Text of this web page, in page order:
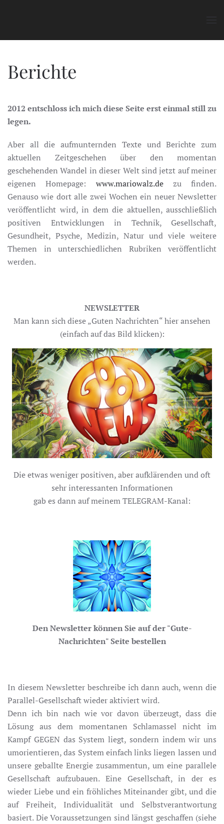
Berichte
2012 entschloss ich mich diese Seite erst einmal still zu
legen.
Aber all die aufmunternden Texte und Berichte zum
aktuellen Zeitgeschehen über den momentan
geschehenden Wandel in dieser Welt sind jetzt auf meiner
eigenen Homepage: www.mariowalz.dezu finden.
Genauso wie dort alle zwei Wochen ein neuer Newsletter
veröffentlicht wird, in dem die aktuellen, ausschließlich
positiven Entwicklungen in Technik, Gesellschaft,
Gesundheit, Psyche, Medizin, Natur und viele weitere
Themen in unterschiedlichen Rubriken veröffentlicht
werden.
NEWSLETTER
Man kann sich diese „Guten Nachrichten“ hier ansehen
(einfach auf das Bild klicken):
Die etwas weniger positiven, aber aufklärenden und oft
sehr interessanten Informationen
gab es dann auf meinem TELEGRAM-Kanal:
Den Newsletter können Sie auf der "Gute-
Nachrichten" Seite bestellen
In diesem Newsletter beschreibe ich dann auch, wenn die
Parallel-Gesellschaft wieder aktiviert wird.
Denn ich bin nach wie vor davon überzeugt, dass die
Lösung aus dem momentanen Schlamassel nicht im
Kampf GEGEN das System liegt, sondern indem wir uns
umorientieren, das System einfach links liegen lassen und
unsere geballte Energie zusammentun, um eine parallele
Gesellschaft aufzubauen. Eine Gesellschaft, in der es
wieder Liebe und ein fröhliches Miteinander gibt, und die
auf Freiheit, Individualität und Selbstverantwortung
basiert. Die Voraussetzungen sind längst geschaffen (siehe